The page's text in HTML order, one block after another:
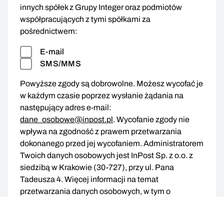
innych spółek z Grupy Integer oraz podmiotów
współpracujących z tymi spółkami za
pośrednictwem:
E-mail
SMS/MMS
Powyższe zgody są dobrowolne. Możesz wycofać je
w każdym czasie poprzez wysłanie żądania na
następujący adres e-mail:
dane_osobowe@inpost.pl. Wycofanie zgody nie
wpływa na zgodność z prawem przetwarzania
dokonanego przed jej wycofaniem. Administratorem
Twoich danych osobowych jest InPost Sp. z o.o. z
siedzibą w Krakowie (30-727), przy ul. Pana
Tadeusza 4. Więcej informacji na temat
przetwarzania danych osobowych, w tym o